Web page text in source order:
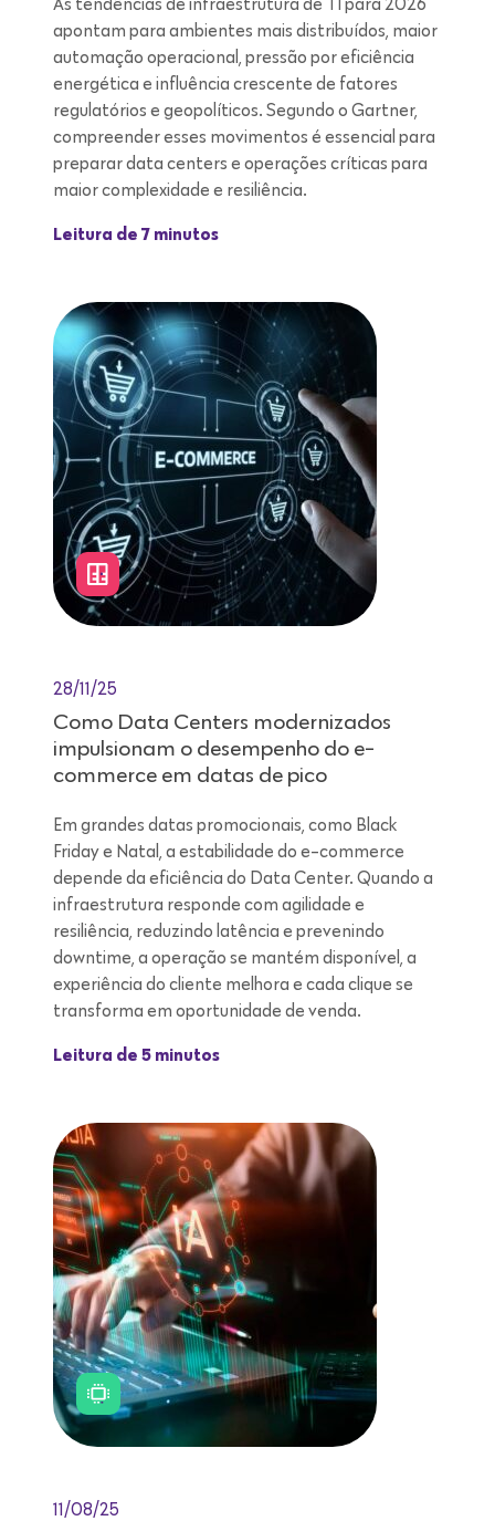
As tendências de infraestrutura de TI para 2026
apontam para ambientes mais distribuídos, maior
automação operacional, pressão por eficiência
energética e influência crescente de fatores
regulatórios e geopolíticos. Segundo o Gartner,
compreender esses movimentos é essencial para
preparar data centers e operações críticas para
maior complexidade e resiliência.
Leitura de 7 minutos
28/11/25
Como Data Centers modernizados
impulsionam o desempenho do e-
commerce em datas de pico
Em grandes datas promocionais, como Black
Friday e Natal, a estabilidade do e-commerce
depende da eficiência do Data Center. Quando a
infraestrutura responde com agilidade e
resiliência, reduzindo latência e prevenindo
downtime, a operação se mantém disponível, a
experiência do cliente melhora e cada clique se
transforma em oportunidade de venda.
Leitura de 5 minutos
11/08/25